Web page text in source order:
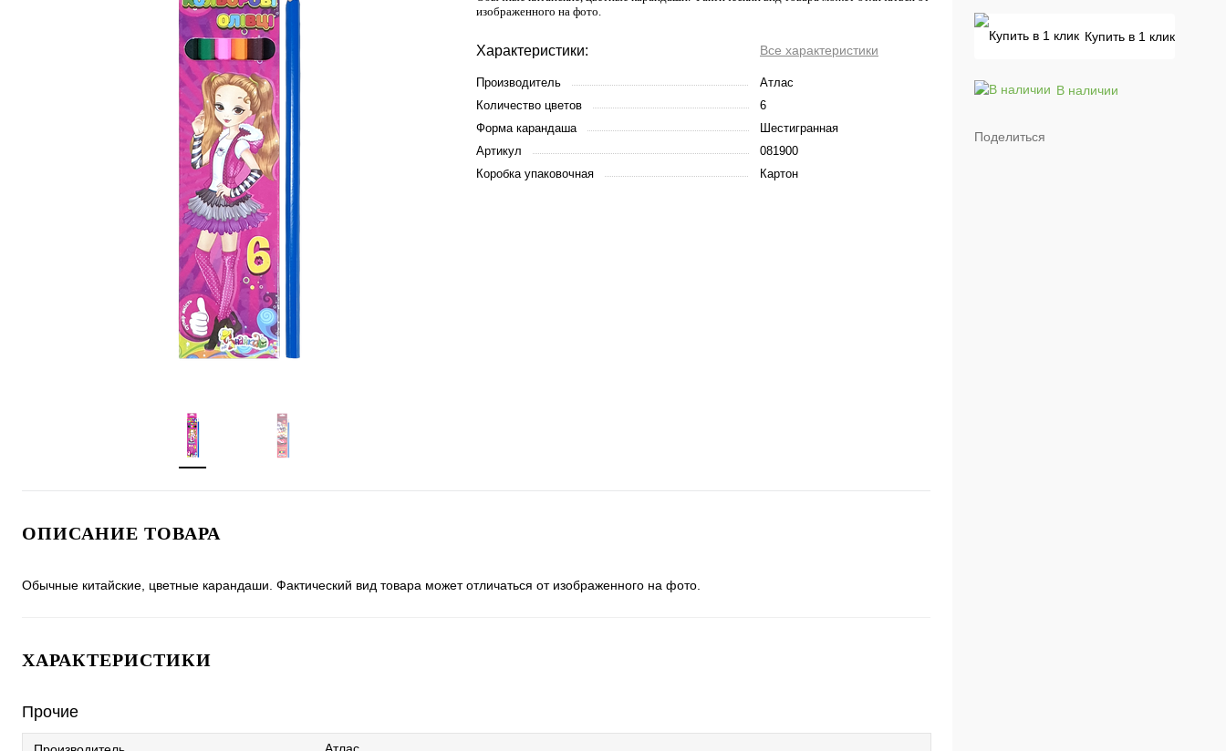
изображенного на фото.
Характеристики: Все характеристики
Производитель
Атлас
Количество цветов
6
Форма карандаша
Шестигранная
Артикул
081900
Коробка упаковочная
Картон
ОПИСАНИЕ ТОВАРА
Обычные китайские, цветные карандаши. Фактический вид товара может отличаться от изображенного на фото.
ХАРАКТЕРИСТИКИ
Прочие
Купить в 1 клик
В наличии
Поделиться